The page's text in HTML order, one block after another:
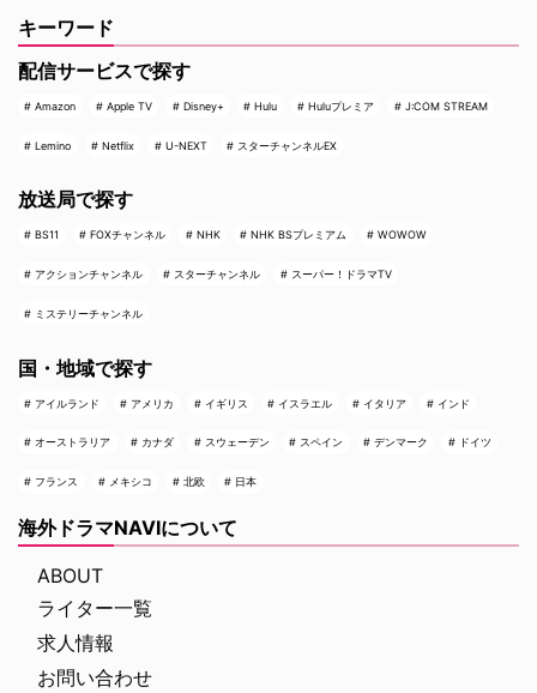
キーワード
配信サービスで探す
Amazon Apple TV Disney+ Hulu Huluプレミア J:COM STREAM
Lemino Netflix U-NEXT スターチャンネルEX
放送局で探す
BS11 FOXチャンネル NHK NHK BSプレミアム WOWOW
アクションチャンネル スターチャンネル スーパー！ドラマTV
ミステリーチャンネル
国・地域で探す
アイルランド アメリカ イギリス イスラエル イタリア インド
オーストラリア カナダ スウェーデン スペイン デンマーク ドイツ
フランス メキシコ 北欧 日本
海外ドラマNAVIについて
ABOUT
ライター一覧
求人情報
お問い合わせ